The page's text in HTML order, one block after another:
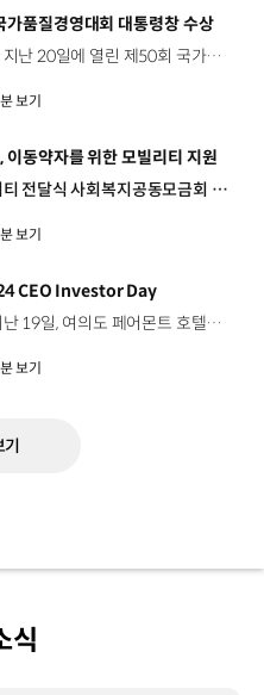
가품질경영대회 대통령창 수상
현대트랜시스가 지난 20일에 열린 제50회 국가품질경영대회에서 대통령표창을 수상했습니다. 국가품질경영대회는 품질혁신활동으로 탁월한 성과를 창출한 유공자와 기업을 포상하는 행사로, 현대트랜시스는 품질시스템과 기술력 개선을 바탕으로 한 우수한 경영성과를 인정받아 국가품질혁신상 품질경쟁력 부문 대통령 표창을 수상했습니다. 현대트랜시스는 앞으로도 빅데이터와 AI를 활용하여 미래 모빌리티의 품질 경쟁력 확보에 주력할 계획입니다.
보기
이동약자를 위한 모빌리티 지원
이동약자 모빌리티 전달식 사회복지공동모금회 사랑의열매 회관 2024. 11. 20 이동약자들의 이동권 개선에 앞장 서 온 현대자동차그룹 2011년부터 진행해온 ‘이동약자 모빌리티 지원사업’ 사회공헌 활동 한용빈 부사장 / 현대자동차·기아 기획조정3실 현대자동차그룹이 장애인 복지 이동 차량을 공급함으로써 이동의 편의성, 이동의 즐거움을 드릴 수 있다고 생각합니다. 앞으로도 현대자동차그룹은 이동의 즐거움, 이동의 편의성 증대를 위해서 노력하겠습니다. 김혜진 선임 / 한국장애인단체총연맹전국에 사단법인으로 등록된 장애인 단체만 해도 500개가 넘는데요 영세한 곳의 경우에는 차량이 아예 없는 경우도 많이 있습니다. 이번 사업을 통해서 휠체어 특장 차량을 지원할 수 있게 되어서 매우 기쁜 마음입니다. 휠체어 탑승자에게 최적화 된 카니발 8대 레이 8대 지원 해당 차량은 전국 장애인 복지 기관 노인 복지 기관에 전달 예정 카니발 복지차량 탑승 시연 휠체어에서 내리지 않고 탑승 가능 휠체어 고정 탑승 편의를 위해 최적화된 설계 현대자동차그룹, 지난 2011년 부터 누적 86억 원 상당의 모빌리티 기증 “이동약자들의 이동을 위한 현대자동차그룹의 노력은 계속됩니다”
보기
CEO Investor Day
현대모비스가 지난 19일, 여의도 페어몬트 호텔에서 ‘2024 CEO 인베스터 데이’를 개최했습니다. 투자자와 애널리스트, 신용평가사 담당자 등이 참석한 가운데 열린 이번 행사는 현대모비스 대표이사인 이규석 사장이 전사 중장기 성장 방향성과 제반 전략을 직접 공개하고, 각 부문 전략 달성을 위한 구체적인 실행 방안을 설명하는 형식으로 진행됐습니다. 이규석 사장 / 현대모비스현대모비스의 밸류업을 견인할 4가지 키워드는 선도 기술 확보, 수익성 중심의 사업 체질 개선, 글로벌 고객 확대, ESG 경영 강화입니다. 현대모비스는 ‘선도 기술 경쟁력 확보’와 ‘수익성 기반 질적 성장’을 양대 축으로 삼아 연평균매출 8% 성장, 영업이익률 5~6% 달성과 함께 TSR 30% 이상 달성을 목표로 제시하는 등 글로벌 TOP 3 부품사로 도약하겠다고 강조했는데요. 특히 120㎾급 보급형 구동 시스템을 내년까지 개발해 유럽과 인도 등 소형 EV 중심 시장 집중 공략에 나설 계획입니다. 샤시안전 분야에서는 기계 장치를 전기 신호로 대체하는 전자식 제동 시스템(EMB)과 전자식 조향장치(SBW) 등 고부가가치 제품 라인업을 강화해 차세대 솔루션 시장에서 선도 사업자로 도약하는데 초점을 맞췄습니다. 한편 전장 분야에서는 통합 제어 플랫폼과 통합 인포테인먼트 시스템 등 고부가가치 토탈 솔루션 제공에 집중하고 있는데요. 현대모비스는 앞으로도 토탈 솔루션 혁신을 바탕으로 고객 니즈와 SDV 트렌드에도 빠르게 대응해나갈 계획입니다.
보기
기
식